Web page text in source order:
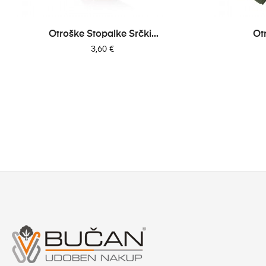
Otroške Stopalke Srčki...
Cena
3,60 €